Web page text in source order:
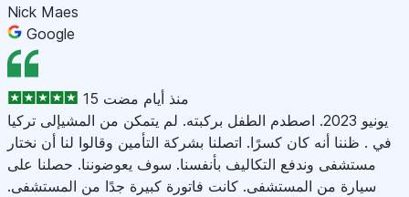
Nick Maes
Google
15 منذ أيام مضت
يونيو 2023. اصطدم الطفل بركبته. لم يتمكن من المشيإلى تركيا
في . ظننا أنه كان كسرًا. اتصلنا بشركة التأمين وقالوا لنا أن نختار
مستشفى وندفع التكاليف بأنفسنا. سوف يعوضوننا. حصلنا على
سيارة من المستشفى. كانت فاتورة كبيرة جدًا من المستشفى.